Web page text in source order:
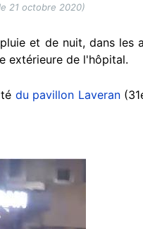
21 octobre 2020)
et de nuit, dans les
extérieure de l'hôpital.
du pavillon Laveran